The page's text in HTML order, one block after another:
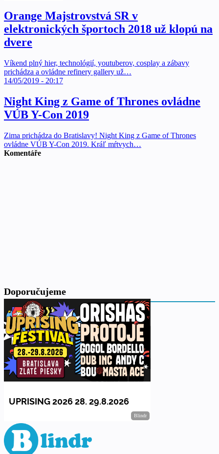
Orange Majstrovstvá SR v
elektronických športoch 2018 už klopú na
dvere
Víkend plný hier, technológií, youtuberov, cosplay a zábavy
prichádza a ovládne refinery gallery už…
14/05/2019 - 20:17
Night King z Game of Thrones ovládne
VÚB Y-Con 2019
Zima prichádza do Bratislavy! Night King z Game of Thrones
ovládne VÚB Y-Con 2019. Kráľ mŕtvych…
Komentáře
Doporučujeme